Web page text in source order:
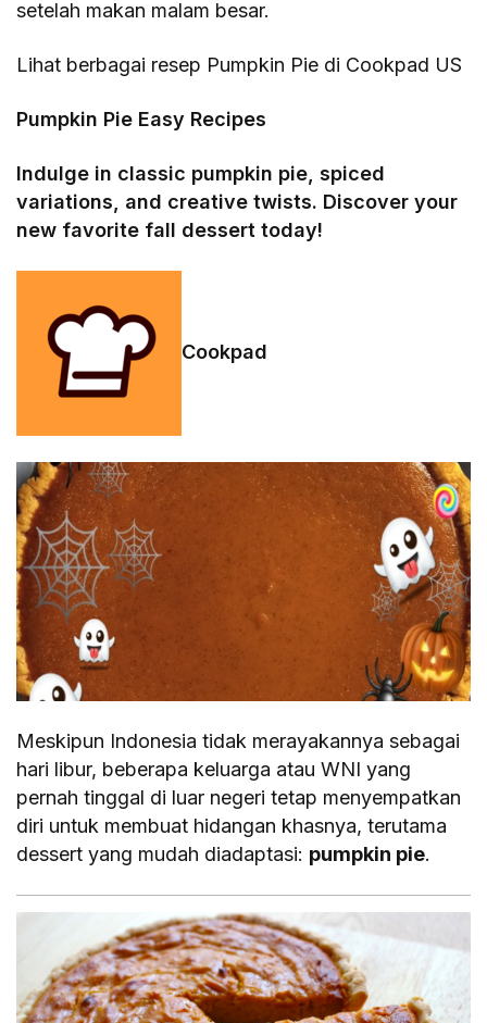
setelah makan malam besar.
Lihat berbagai resep Pumpkin Pie di Cookpad US
Pumpkin Pie Easy Recipes
Indulge in classic pumpkin pie, spiced
variations, and creative twists. Discover your
new favorite fall dessert today!
Cookpad
Meskipun Indonesia tidak merayakannya sebagai
hari libur, beberapa keluarga atau WNI yang
pernah tinggal di luar negeri tetap menyempatkan
diri untuk membuat hidangan khasnya, terutama
dessert yang mudah diadaptasi: pumpkin pie.